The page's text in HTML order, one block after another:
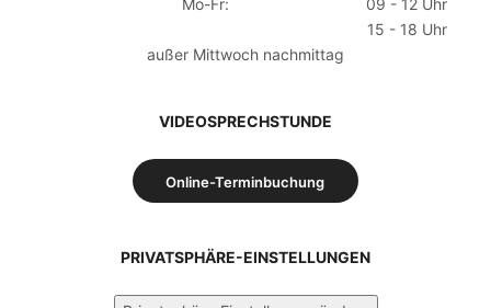
15 - 18 Uhr
außer Mittwoch nachmittag
VIDEOSPRECHSTUNDE
Online-Terminbuchung
PRIVATSPHÄRE-EINSTELLUNGEN